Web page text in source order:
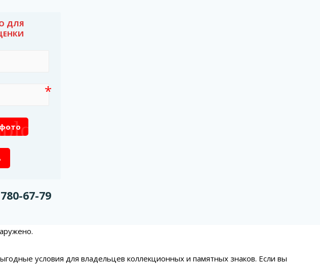
ДЛЯ
67-79
условия для владельцев коллекционных и памятных знаков. Если вы